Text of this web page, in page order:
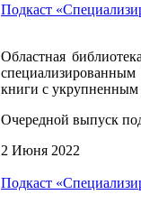
Подкаст
Областная
книги с
Очередной выпуск
2 Июня 2022
Подкаст